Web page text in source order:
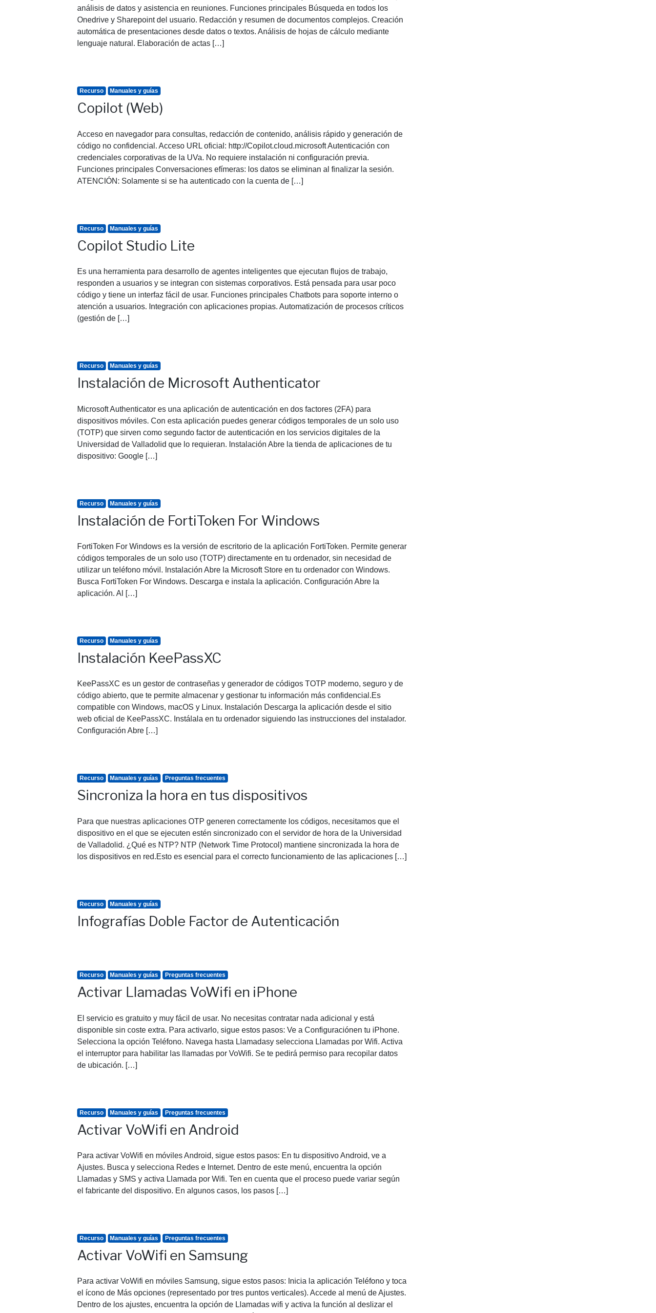
análisis de datos y asistencia en reuniones. Funciones principales Búsqueda en todos los
Onedrive y Sharepoint del usuario. Redacción y resumen de documentos complejos. Creación
automática de presentaciones desde datos o textos. Análisis de hojas de cálculo mediante
lenguaje natural. Elaboración de actas […]
Recurso Manuales y guías
Copilot (Web)
Acceso en navegador para consultas, redacción de contenido, análisis rápido y generación de
código no confidencial. Acceso URL oficial: http://Copilot.cloud.microsoft Autenticación con
credenciales corporativas de la UVa. No requiere instalación ni configuración previa.
Funciones principales Conversaciones efímeras: los datos se eliminan al finalizar la sesión.
ATENCIÓN: Solamente si se ha autenticado con la cuenta de […]
Recurso Manuales y guías
Copilot Studio Lite
Es una herramienta para desarrollo de agentes inteligentes que ejecutan flujos de trabajo,
responden a usuarios y se integran con sistemas corporativos. Está pensada para usar poco
código y tiene un interfaz fácil de usar. Funciones principales Chatbots para soporte interno o
atención a usuarios. Integración con aplicaciones propias. Automatización de procesos críticos
(gestión de […]
Recurso Manuales y guías
Instalación de Microsoft Authenticator
Microsoft Authenticator es una aplicación de autenticación en dos factores (2FA) para
dispositivos móviles. Con esta aplicación puedes generar códigos temporales de un solo uso
(TOTP) que sirven como segundo factor de autenticación en los servicios digitales de la
Universidad de Valladolid que lo requieran. Instalación Abre la tienda de aplicaciones de tu
dispositivo: Google […]
Recurso Manuales y guías
Instalación de FortiToken For Windows
FortiToken For Windows es la versión de escritorio de la aplicación FortiToken. Permite generar
códigos temporales de un solo uso (TOTP) directamente en tu ordenador, sin necesidad de
utilizar un teléfono móvil. Instalación Abre la Microsoft Store en tu ordenador con Windows.
Busca FortiToken For Windows. Descarga e instala la aplicación. Configuración Abre la
aplicación. Al […]
Recurso Manuales y guías
Instalación KeePassXC
KeePassXC es un gestor de contraseñas y generador de códigos TOTP moderno, seguro y de
código abierto, que te permite almacenar y gestionar tu información más confidencial.Es
compatible con Windows, macOS y Linux. Instalación Descarga la aplicación desde el sitio
web oficial de KeePassXC. Instálala en tu ordenador siguiendo las instrucciones del instalador.
Configuración Abre […]
Recurso Manuales y guías Preguntas frecuentes
Sincroniza la hora en tus dispositivos
Para que nuestras aplicaciones OTP generen correctamente los códigos, necesitamos que el
dispositivo en el que se ejecuten estén sincronizado con el servidor de hora de la Universidad
de Valladolid. ¿Qué es NTP? NTP (Network Time Protocol) mantiene sincronizada la hora de
los dispositivos en red.Esto es esencial para el correcto funcionamiento de las aplicaciones […]
Recurso Manuales y guías
Infografías Doble Factor de Autenticación
Recurso Manuales y guías Preguntas frecuentes
Activar Llamadas VoWifi en iPhone
El servicio es gratuito y muy fácil de usar. No necesitas contratar nada adicional y está
disponible sin coste extra. Para activarlo, sigue estos pasos: Ve a Configuraciónen tu iPhone.
Selecciona la opción Teléfono. Navega hasta Llamadasy selecciona Llamadas por Wifi. Activa
el interruptor para habilitar las llamadas por VoWifi. Se te pedirá permiso para recopilar datos
de ubicación. […]
Recurso Manuales y guías Preguntas frecuentes
Activar VoWifi en Android
Para activar VoWifi en móviles Android, sigue estos pasos: En tu dispositivo Android, ve a
Ajustes. Busca y selecciona Redes e Internet. Dentro de este menú, encuentra la opción
Llamadas y SMS y activa Llamada por Wifi. Ten en cuenta que el proceso puede variar según
el fabricante del dispositivo. En algunos casos, los pasos […]
Recurso Manuales y guías Preguntas frecuentes
Activar VoWifi en Samsung
Para activar VoWifi en móviles Samsung, sigue estos pasos: Inicia la aplicación Teléfono y toca
el ícono de Más opciones (representado por tres puntos verticales). Accede al menú de Ajustes.
Dentro de los ajustes, encuentra la opción de Llamadas wifi y activa la función al deslizar el